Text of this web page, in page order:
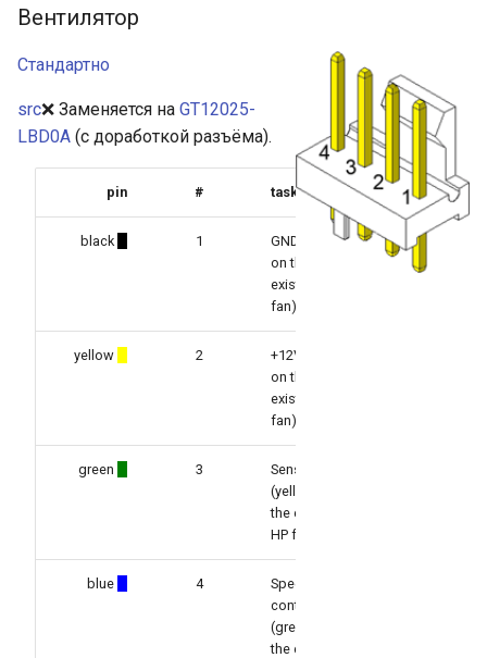
Вентилятор
Стандартно
src❌ Заменяется на GT12025-
LBD0A (с доработкой разъёма).
pin # task
black 1
GND (black
on the
existing HP
fan)
yellow 2
+12V (red
on the
existing HP
fan)
green 3
Sensor
(yellow on
the existing
HP fan)
blue 4
Speed
control
(green on
the existing